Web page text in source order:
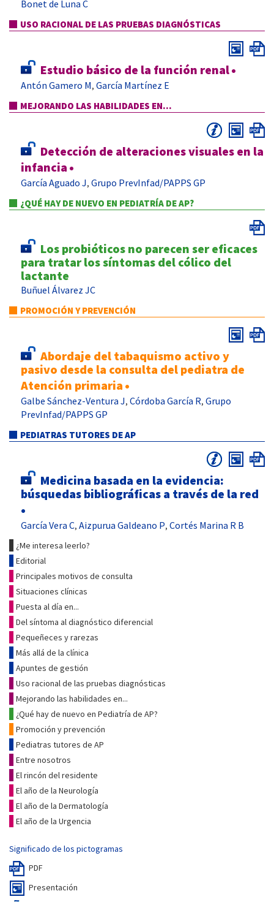
Bonet de Luna C
USO RACIONAL DE LAS PRUEBAS DIAGNÓSTICAS
Estudio básico de la función renal•
Antón Gamero M, García Martínez E
MEJORANDO LAS HABILIDADES EN...
Detección de alteraciones visuales en la
infancia •
García Aguado J, Grupo PrevInfad/PAPPS GP
¿QUÉ HAY DE NUEVO EN PEDIATRÍA DE AP?
Los probióticos no parecen ser eficaces
para tratar los síntomas del cólico del
lactante
Buñuel Álvarez JC
PROMOCIÓN Y PREVENCIÓN
Abordaje del tabaquismo activo y
pasivo desde la consulta del pediatra de
Atención primaria •
Galbe Sánchez-Ventura J, Córdoba García R, Grupo
PrevInfad/PAPPS GP
PEDIATRAS TUTORES DE AP
Medicina basada en la evidencia:
búsquedas bibliográficas a través de la red
•
García Vera C, Aizpurua Galdeano P, Cortés Marina R B
¿Me interesa leerlo?
Editorial
Principales motivos de consulta
Situaciones clínicas
Puesta al día en...
Del síntoma al diagnóstico diferencial
Pequeñeces y rarezas
Más allá de la clínica
Apuntes de gestión
Uso racional de las pruebas diagnósticas
Mejorando las habilidades en...
¿Qué hay de nuevo en Pediatría de AP?
Promoción y prevención
Pediatras tutores de AP
Entre nosotros
El rincón del residente
El año de la Neurología
El año de la Dermatología
El año de la Urgencia
Significado de los pictogramas
PDF
Presentación